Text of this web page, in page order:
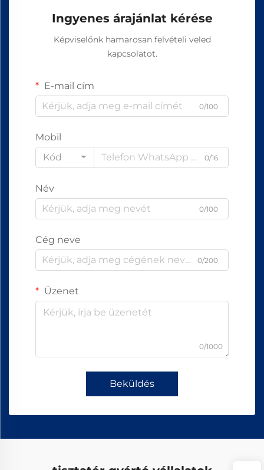
Ingyenes árajánlat kérése
Képviselőnk hamarosan felvételi veled
kapcsolatot.
E-mail cím
0/100
Mobil
Kód
0/16
Név
0/100
Cég neve
0/200
Üzenet
0/1000
Beküldés